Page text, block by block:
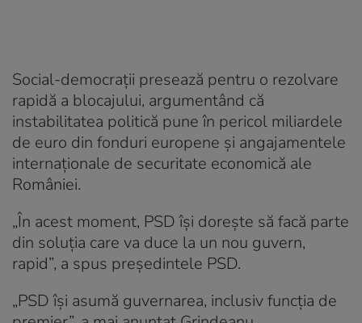
Social-democrații presează pentru o rezolvare
rapidă a blocajului, argumentând că
instabilitatea politică pune în pericol miliardele
de euro din fonduri europene și angajamentele
internaționale de securitate economică ale
României.
„În acest moment, PSD îşi doreşte să facă parte
din soluţia care va duce la un nou guvern,
rapid”, a spus preşedintele PSD.
„PSD îşi asumă guvernarea, inclusiv funcţia de